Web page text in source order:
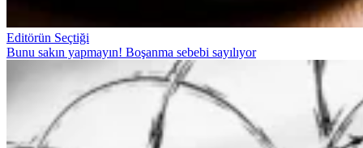
Editörün Seçtiği
Bunu sakın yapmayın! Boşanma sebebi sayılıyor